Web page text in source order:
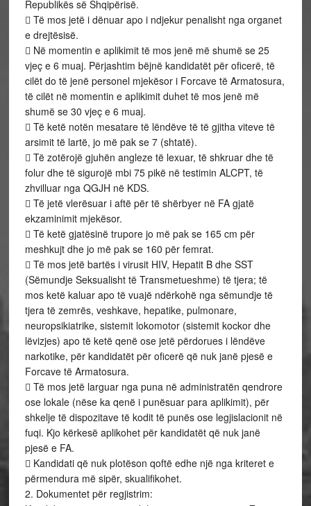
Republikës së Shqipërisë.
 Të mos jetë i dënuar apo i ndjekur penalisht nga organet
e drejtësisë.
 Në momentin e aplikimit të mos jenë më shumë se 25
vjeç e 6 muaj. Përjashtim bëjnë kandidatët për oficerë, të
cilët do të jenë personel mjekësor i Forcave të Armatosura,
të cilët në momentin e aplikimit duhet të mos jenë më
shumë se 30 vjeç e 6 muaj.
 Të ketë notën mesatare të lëndëve të të gjitha viteve të
arsimit të lartë, jo më pak se 7 (shtatë).
 Të zotërojë gjuhën angleze të lexuar, të shkruar dhe të
folur dhe të sigurojë mbi 75 pikë në testimin ALCPT, të
zhvilluar nga QGJH në KDS.
 Të jetë vlerësuar i aftë për të shërbyer në FA gjatë
ekzaminimit mjekësor.
 Të ketë gjatësinë trupore jo më pak se 165 cm për
meshkujt dhe jo më pak se 160 për femrat.
 Të mos jetë bartës i virusit HIV, Hepatit B dhe SST
(Sëmundje Seksualisht të Transmetueshme) të tjera; të
mos ketë kaluar apo të vuajë ndërkohë nga sëmundje të
tjera të zemrës, veshkave, hepatike, pulmonare,
neuropsikiatrike, sistemit lokomotor (sistemit kockor dhe
lëvizjes) apo të ketë qenë ose jetë përdorues i lëndëve
narkotike, për kandidatët për oficerë që nuk janë pjesë e
Forcave të Armatosura.
 Të mos jetë larguar nga puna në administratën qendrore
ose lokale (nëse ka qenë i punësuar para aplikimit), për
shkelje të dispozitave të kodit të punës ose legjislacionit në
fuqi. Kjo kërkesë aplikohet për kandidatët që nuk janë
pjesë e FA.
 Kandidati që nuk plotëson qoftë edhe një nga kriteret e
përmendura më sipër, skualifikohet.
2. Dokumentet për regjistrim: